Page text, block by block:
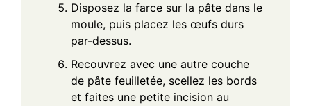
Disposez la farce sur la pâte dans le
moule, puis placez les œufs durs
par-dessus.
Recouvrez avec une autre couche
de pâte feuilletée, scellez les bords
et faites une petite incision au